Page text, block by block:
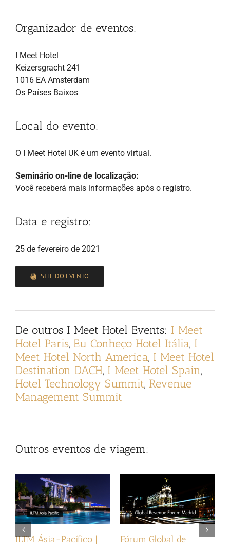
Organizador de eventos:
I Meet Hotel
Keizersgracht 241
1016 EA Amsterdam
Os Países Baixos
Local do evento:
O I Meet Hotel UK é um evento virtual.
Seminário on-line de localização:
Você receberá mais informações após o registro.
Data e registro:
25 de fevereiro de 2021
SITE DO EVENTO
De outros I Meet Hotel Events: I Meet
Hotel Paris, Eu Conheço Hotel Itália, I
Meet Hotel North America, I Meet Hotel
Destination DACH, I Meet Hotel Spain,
Hotel Technology Summit, Revenue
Management Summit
Outros eventos de viagem:
ILTM Ásia-Pacífico | Fórum Global de